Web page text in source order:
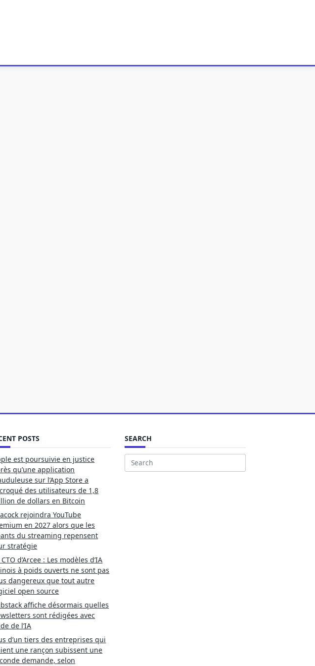
POSTS
est poursuivie en justice
qu’une application
sur l’App Store a
des utilisateurs de 1,8
de dollars en Bitcoin
rejoindra YouTube
en 2027 alors que les
du streaming repensent
stratégie
CTO d’Arcee : Les modèles d’IA
à poids ouverts ne sont pas
dangereux que tout autre
open source
affiche désormais quelles
sont rédigées avec
de l’IA
d’un tiers des entreprises qui
une rançon subissent une
demande, selon
SEARCH
Search